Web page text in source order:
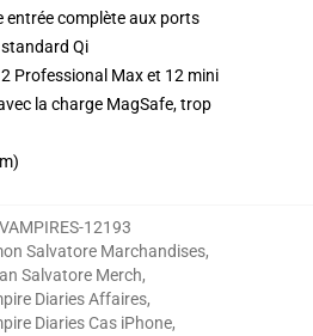
entrée complète aux ports
Qi
Professional Max et 12 mini
la charge MagSafe, trop
VAMPIRES-12193
Salvatore Marchandises,
Salvatore Merch,
Diaries Affaires,
Diaries Cas iPhone,